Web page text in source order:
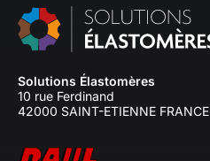
Solutions Élastomères
10 rue Ferdinand
42000 SAINT-ETIENNE FRANCE